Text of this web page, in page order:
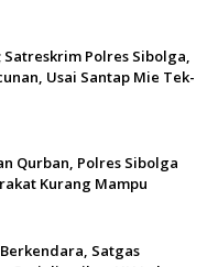
Polres Sibolga,
Usai Santap Mie Tek-
Qurban, Polres Sibolga
Kurang Mampu
Satgas